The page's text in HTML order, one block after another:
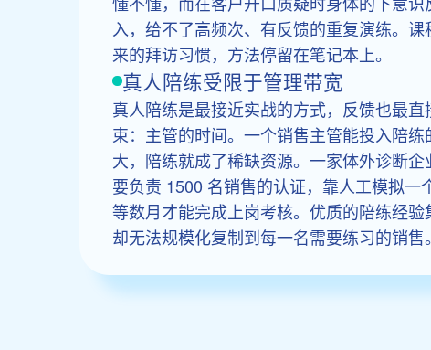
入，给不了高频次、有反馈的重复演练。
来的拜访习惯，方法停留在笔记本上。
真人陪练受限于管理带宽
真人陪练是最接近实战的方式，反馈也最
束：主管的时间。一个销售主管能投入陪
大，陪练就成了稀缺资源。一家体外诊断
要负责 1500 名销售的认证，靠人工模拟一
等数月才能完成上岗考核。优质的陪练经验
却无法规模化复制到每一名需要练习的销售。